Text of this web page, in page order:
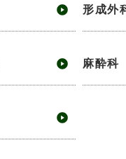
形成外
麻酔科